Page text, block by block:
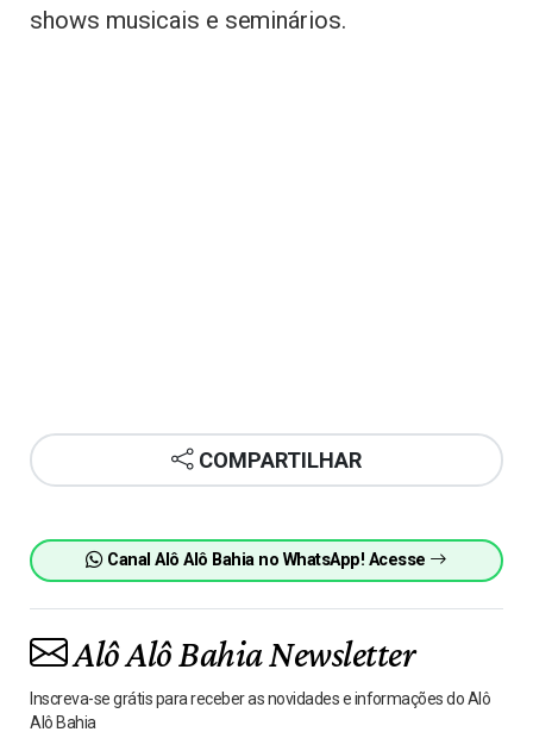
shows musicais e seminários.
COMPARTILHAR
Canal Alô Alô Bahia no WhatsApp! Acesse
Alô Alô Bahia Newsletter
Inscreva-se grátis para receber as novidades e informações do Alô
Alô Bahia